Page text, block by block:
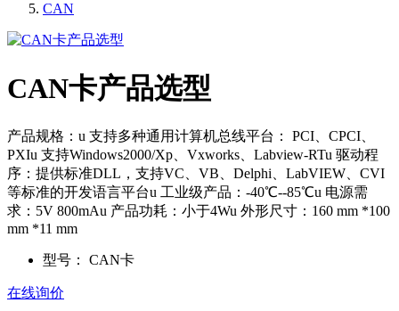
CAN
CAN卡产品选型
产品规格：u 支持多种通用计算机总线平台： PCI、CPCI、
PXIu 支持Windows2000/Xp、Vxworks、Labview-RTu 驱动程
序：提供标准DLL，支持VC、VB、Delphi、LabVIEW、CVI
等标准的开发语言平台u 工业级产品：-40℃--85℃u 电源需
求：5V 800mAu 产品功耗：小于4Wu 外形尺寸：160 mm *100
mm *11 mm
型号： CAN卡
在线询价